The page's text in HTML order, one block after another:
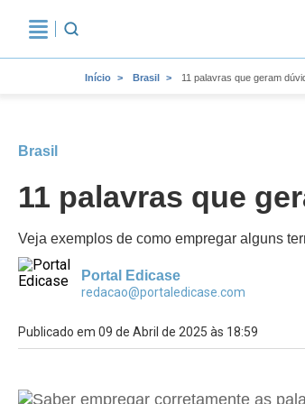
Início Brasil 11 palavras que geram
Brasil
11 palavras que
Veja exemplos de como empregar alguns
Portal Edicase
redacao@portaledicase.com
Publicado em 09 de Abril de 2025 às 18:59